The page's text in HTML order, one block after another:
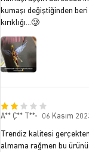
kumaşı değiştiğinden
kırıklığı…🥲
A** Ç** T** 06 Kasım
Trendiz kalitesi
almama rağmen bu